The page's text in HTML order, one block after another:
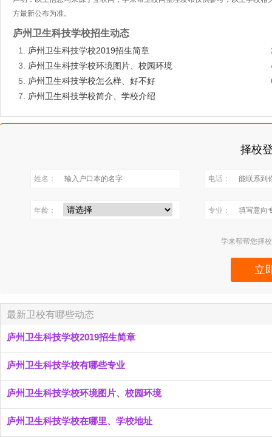
方最新公布为准。
庐州卫生科技学校招生动态
庐州卫生科技学校2019招生简章
庐州卫生科技学校环境图片、校园环境
庐州卫生科技学校怎么样、好不好
庐州卫生科技学校简介、学校介绍
择校
姓名： 电话：
年龄： 专业：
学来帮帮您择
立
最新卫校有哪些动态
庐州卫生科技学校2019招生简章
庐州卫生科技学校有哪些专业
庐州卫生科技学校环境图片、校园环境
庐州卫生科技学校在哪里、学校地址